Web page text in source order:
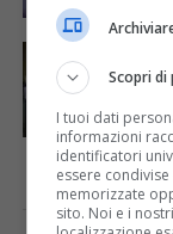
112
Scopri di
I tuoi dati
informazioni
identificatori
essere
memorizzate
sito. Noi e i